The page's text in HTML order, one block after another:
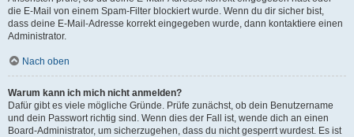
die E-Mail von einem Spam-Filter blockiert wurde. Wenn du dir sicher bist,
dass deine E-Mail-Adresse korrekt eingegeben wurde, dann kontaktiere einen
Administrator.
Nach oben
Warum kann ich mich nicht anmelden?
Dafür gibt es viele mögliche Gründe. Prüfe zunächst, ob dein Benutzername
und dein Passwort richtig sind. Wenn dies der Fall ist, wende dich an einen
Board-Administrator, um sicherzugehen, dass du nicht gesperrt wurdest. Es ist